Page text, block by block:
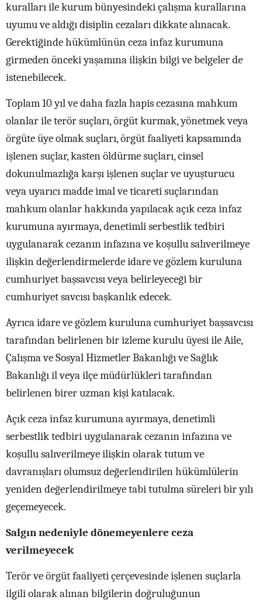
kuralları ile kurum bünyesindeki çalışma kurallarına
uyumu ve aldığı disiplin cezaları dikkate alınacak.
Gerektiğinde hükümlünün ceza infaz kurumuna
girmeden önceki yaşamına ilişkin bilgi ve belgeler de
istenebilecek.
Toplam 10 yıl ve daha fazla hapis cezasına mahkum
olanlar ile terör suçları, örgüt kurmak, yönetmek veya
örgüte üye olmak suçları, örgüt faaliyeti kapsamında
işlenen suçlar, kasten öldürme suçları, cinsel
dokunulmazlığa karşı işlenen suçlar ve uyuşturucu
veya uyarıcı madde imal ve ticareti suçlarından
mahkum olanlar hakkında yapılacak açık ceza infaz
kurumuna ayırmaya, denetimli serbestlik tedbiri
uygulanarak cezanın infazına ve koşullu salıverilmeye
ilişkin değerlendirmelerde idare ve gözlem kuruluna
cumhuriyet başsavcısı veya belirleyeceği bir
cumhuriyet savcısı başkanlık edecek.
Ayrıca idare ve gözlem kuruluna cumhuriyet başsavcısı
tarafından belirlenen bir izleme kurulu üyesi ile Aile,
Çalışma ve Sosyal Hizmetler Bakanlığı ve Sağlık
Bakanlığı il veya ilçe müdürlükleri tarafından
belirlenen birer uzman kişi katılacak.
Açık ceza infaz kurumuna ayırmaya, denetimli
serbestlik tedbiri uygulanarak cezanın infazına ve
koşullu salıverilmeye ilişkin olarak tutum ve
davranışları olumsuz değerlendirilen hükümlülerin
yeniden değerlendirilmeye tabi tutulma süreleri bir yılı
geçemeyecek.
Salgın nedeniyle dönemeyenlere ceza
verilmeyecek
Terör ve örgüt faaliyeti çerçevesinde işlenen suçlarla
ilgili olarak alınan bilgilerin doğruluğunun